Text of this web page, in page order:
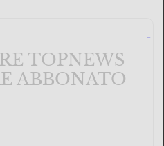
TOPNEWS
ABBONATO